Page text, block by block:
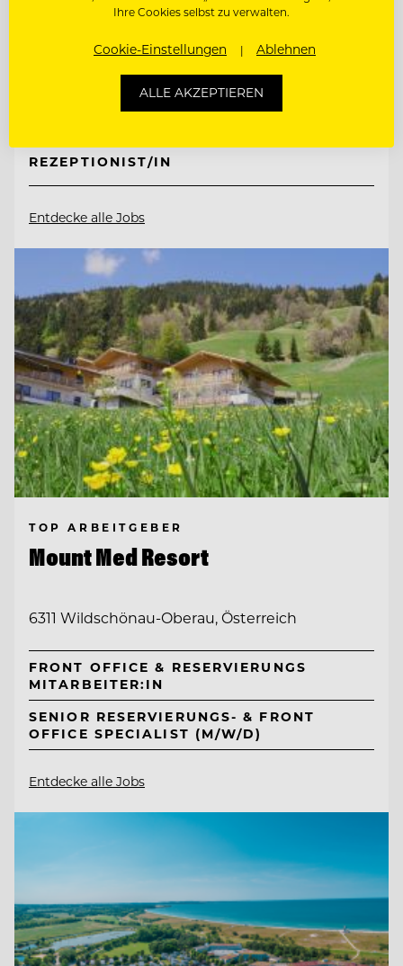
6675 Tannheim, Österreich
CHEF DE RANG
REZEPTIONIST/IN
Entdecke alle Jobs
TOP ARBEITGEBER
Mount Med Resort
6311 Wildschönau-Oberau, Österreich
FRONT OFFICE & RESERVIERUNGS
MITARBEITER:IN
SENIOR RESERVIERUNGS- & FRONT
OFFICE SPECIALIST (M/W/D)
Entdecke alle Jobs
Ihre Cookies selbst zu verwalten.
Cookie-Einstellungen Ablehnen
ALLE AKZEPTIEREN